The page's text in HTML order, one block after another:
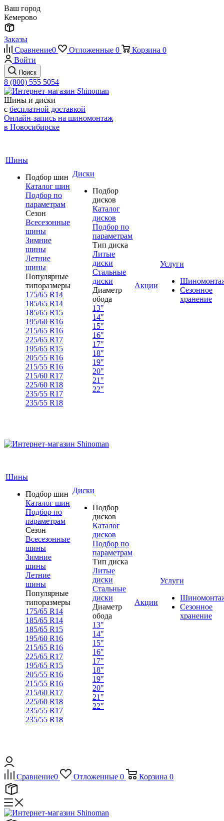
Ваш город
Кемерово
Заказы
Сравнение0 Отложенные 0 Корзина 0
Войти
Поиск
8 (800) 555 5054
Шины и диски
с бесплатной доставкой
Онлайн-запись на шиномонтаж
в Новосибирске
Шины
Подбор шин
Каталог шин
Подбор по
параметрам
Сезон
Всесезонные
шины
Зимние
шины
Летние
шины
Популярные
типоразмеры
175/65 R14
185/65 R14
185/65 R15
195/60 R16
215/65 R16
225/65 R17
195/65 R15
205/55 R16
215/55 R16
215/60 R17
225/60 R18
235/55 R17
235/55 R18
Диски
Подбор
дисков
Каталог
дисков
Подбор по
параметрам
Тип диска
Литые
диски
Стальные
диски
Диаметр
обода
13"
14"
15"
16"
17"
18"
19"
20"
21"
22"
Акции
Услуги
Сезонное
хранение
Шины
Подбор шин
Каталог шин
Подбор по
параметрам
Сезон
Всесезонные
шины
Зимние
шины
Летние
шины
Популярные
типоразмеры
175/65 R14
185/65 R14
185/65 R15
195/60 R16
215/65 R16
225/65 R17
195/65 R15
205/55 R16
215/55 R16
215/60 R17
225/60 R18
235/55 R17
235/55 R18
Диски
Подбор
дисков
Каталог
дисков
Подбор по
параметрам
Тип диска
Литые
диски
Стальные
диски
Диаметр
обода
13"
14"
15"
16"
17"
18"
19"
20"
21"
22"
Акции
Услуги
Сезонное
хранение
Сравнение0 Отложенные 0 Корзина 0